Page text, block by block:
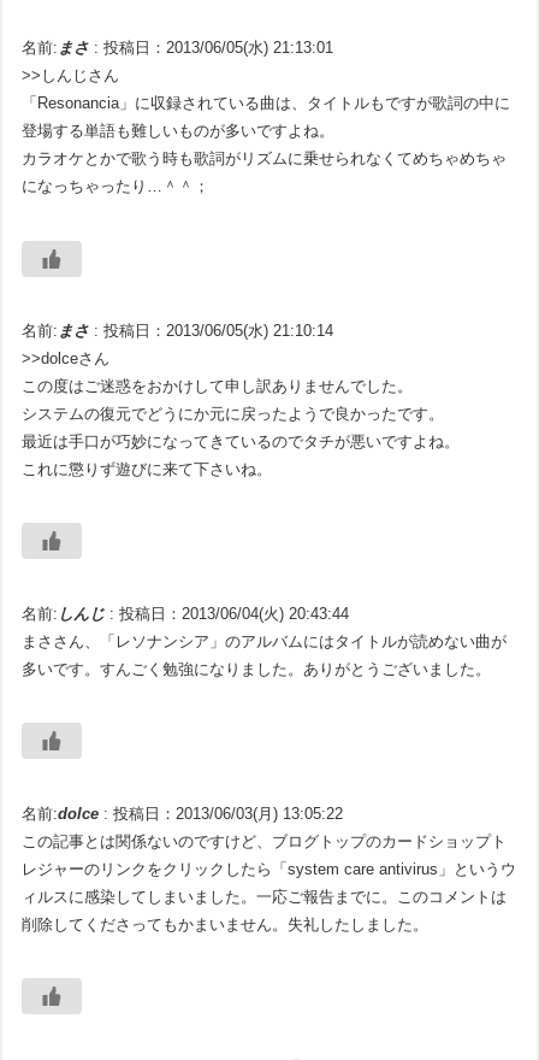
名前: まさ : 投稿日：2013/06/05(水) 21:13:01
>>しんじさん
「Resonancia」に収録されている曲は、タイトルもですが歌詞の中に
登場する単語も難しいものが多いですよね。
カラオケとかで歌う時も歌詞がリズムに乗せられなくてめちゃめちゃ
になっちゃったり…＾＾；
名前: まさ : 投稿日：2013/06/05(水) 21:10:14
>>dolceさん
この度はご迷惑をおかけして申し訳ありませんでした。
システムの復元でどうにか元に戻ったようで良かったです。
最近は手口が巧妙になってきているのでタチが悪いですよね。
これに懲りず遊びに来て下さいね。
名前: しんじ : 投稿日：2013/06/04(火) 20:43:44
まささん、「レソナンシア」のアルバムにはタイトルが読めない曲が
多いです。すんごく勉強になりました。ありがとうございました。
名前:dolce : 投稿日：2013/06/03(月) 13:05:22
この記事とは関係ないのですけど、ブログトップのカードショップト
レジャーのリンクをクリックしたら「system care antivirus」というウ
ィルスに感染してしまいました。一応ご報告までに。このコメントは
削除してくださってもかまいません。失礼したしました。